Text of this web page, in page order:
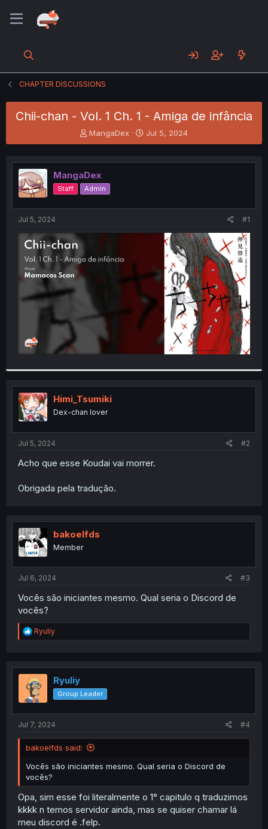
CHAPTER DISCUSSIONS
Chii-chan - Vol. 1 Ch. 1 - Amiga de infância
T
h
e
a
d
s
t
r
MangaDex
S
t
r
t
Jul 5, 2024
MangaDex
Staff Admin
Jul 5, 2024 #1
Himi_Tsumiki
Dex-chan lover
Jul 5, 2024 #2
Acho que esse Koudai vai morrer.
Obrigada pela tradução.
bakoelfds
Member
Jul 6, 2024 #3
Vocês são iniciantes mesmo. Qual seria o Discord de
vocês?
R
e
t
i
o
n
Ryuliy
Ryuliy
Group Leader
Jul 7, 2024 #4
bakoelfds said:
Vocês são iniciantes mesmo. Qual seria o Discord de
vocês?
Opa, sim esse foi literalmente o 1° capitulo q traduzimos
kkkk n temos servidor ainda, mas se quiser chamar lá
meu discord é .felp.